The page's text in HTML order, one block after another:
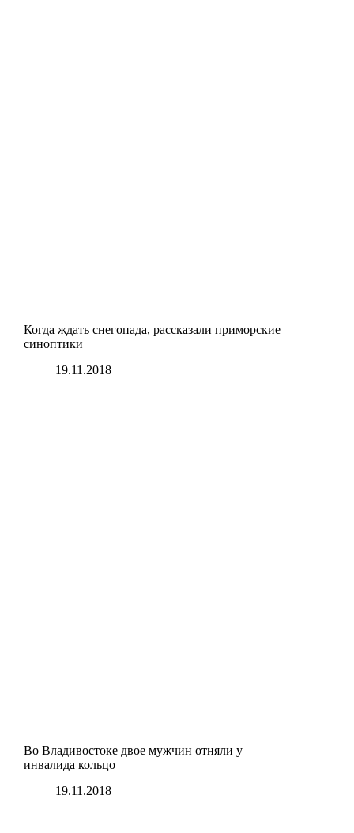
Когда ждать снегопада, рассказали приморские
синоптики
19.11.2018
Во Владивостоке двое мужчин отняли у
инвалида кольцо
19.11.2018